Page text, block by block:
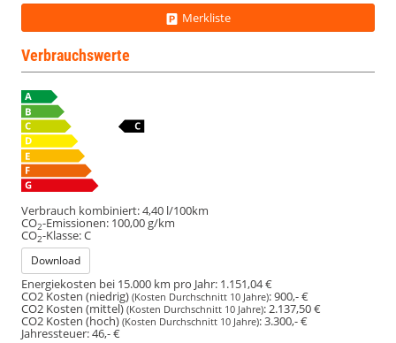
Merkliste
Verbrauchswerte
Verbrauch kombiniert:4,40 l/100km
CO2-Emissionen: 100,00 g/km
CO2-Klasse:C
Download
Energiekosten bei 15.000 km pro Jahr: 1.151,04 €
CO2 Kosten (niedrig) (Kosten Durchschnitt 10 Jahre):900,- €
CO2 Kosten (mittel)(Kosten Durchschnitt 10 Jahre):2.137,50 €
CO2 Kosten (hoch) (Kosten Durchschnitt 10 Jahre):3.300,- €
Jahressteuer:46,- €